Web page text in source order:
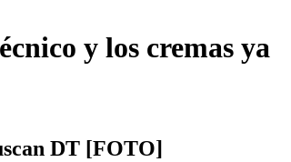
y los cremas ya
DT [FOTO]